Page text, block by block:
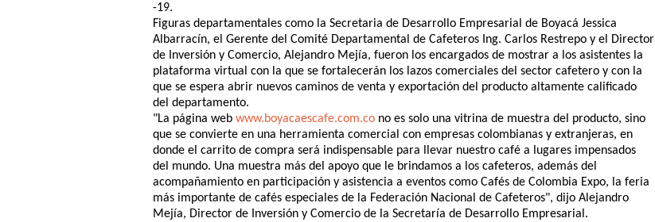
-19.
Figuras departamentales como la Secretaria de Desarrollo Empresarial de Boyacá Jessica
Albarracín, el Gerente del Comité Departamental de Cafeteros Ing. Carlos Restrepo y el Director
de Inversión y Comercio, Alejandro Mejía, fueron los encargados de mostrar a los asistentes la
plataforma virtual con la que se fortalecerán los lazos comerciales del sector cafetero y con la
que se espera abrir nuevos caminos de venta y exportación del producto altamente calificado
del departamento.
"La página web www.boyacaescafe.com.co no es solo una vitrina de muestra del producto, sino
que se convierte en una herramienta comercial con empresas colombianas y extranjeras, en
donde el carrito de compra será indispensable para llevar nuestro café a lugares impensados
del mundo. Una muestra más del apoyo que le brindamos a los cafeteros, además del
acompañamiento en participación y asistencia a eventos como Cafés de Colombia Expo, la feria
más importante de cafés especiales de la Federación Nacional de Cafeteros", dijo Alejandro
Mejía, Director de Inversión y Comercio de la Secretaría de Desarrollo Empresarial.